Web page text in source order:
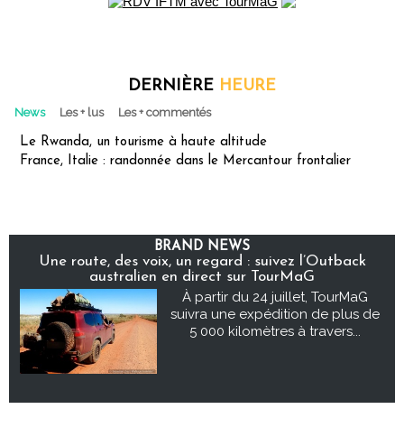
DERNIÈRE HEURE
News Les + lus Les + commentés
Le Rwanda, un tourisme à haute altitude
France, Italie : randonnée dans le Mercantour frontalier
BRAND NEWS
Une route, des voix, un regard : suivez l’Outback
australien en direct sur TourMaG
À partir du 24 juillet, TourMaG
suivra une expédition de plus de
5 000 kilomètres à travers...